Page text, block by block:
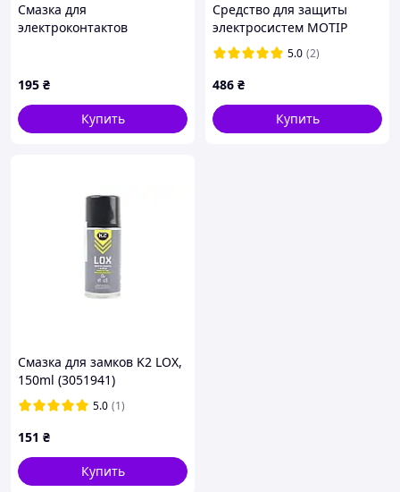
Смазка для
электроконтактов
АЭРОЗОЛЬ 400 мл. !!!! elf
195 ₴
Купить
Средство для защиты
электросистем MOTIP
Electro Protect аэрозоль
500 мл (090108BS)
5.0 (2)
486 ₴
Купить
Смазка для замков K2 LOX,
150ml (3051941)
5.0 (1)
151 ₴
Купить